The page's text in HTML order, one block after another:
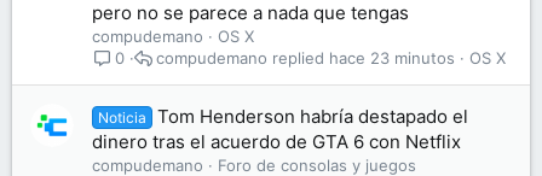
pero no se parece a nada que tengas
compudemano
OS X
0
OS X
hace 23 minutos
compudemano
Noticia
Tom Henderson habría destapado el
dinero tras el acuerdo de GTA 6 con Netflix
compudemano
Foro de consolas y juegos